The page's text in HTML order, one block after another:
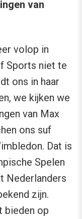
van
volop in
Sports niet te
ons in haar
we kijken we
van Max
ons suf
Dat is
Spelen
Nederlanders
zijn.
bieden op